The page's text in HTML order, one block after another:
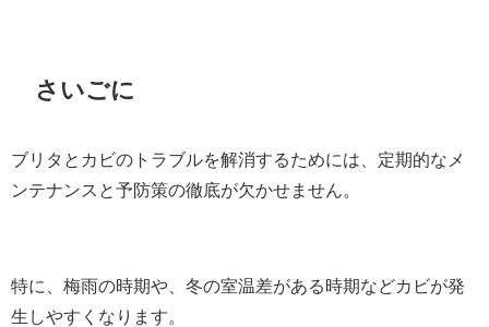
さいごに
ブリタとカビのトラブルを解消するためには、定期的なメ
ンテナンスと予防策の徹底が欠かせません。
特に、梅雨の時期や、冬の室温差がある時期などカビが発
生しやすくなります。